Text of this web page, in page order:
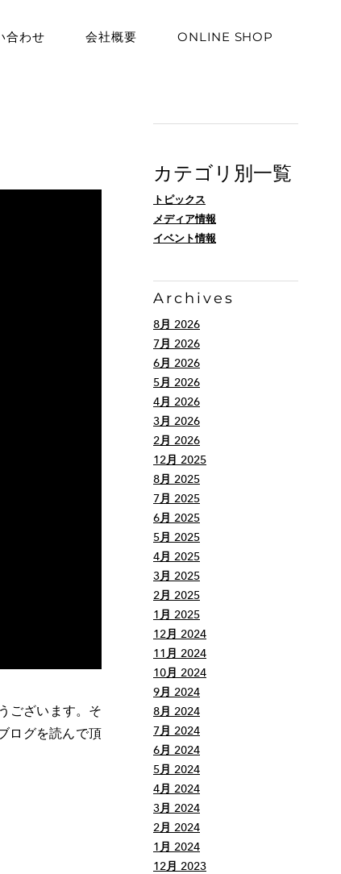
合わせ 会社概要 ONLINE SHOP
ございます。そ
ログを読んで頂
カテゴリ別一覧
トピックス
メディア情報
イベント情報
Archives
8月 2026
7月 2026
6月 2026
5月 2026
4月 2026
3月 2026
2月 2026
12月 2025
8月 2025
7月 2025
6月 2025
5月 2025
4月 2025
3月 2025
2月 2025
1月 2025
12月 2024
11月 2024
10月 2024
9月 2024
8月 2024
7月 2024
6月 2024
5月 2024
4月 2024
3月 2024
2月 2024
1月 2024
12月 2023